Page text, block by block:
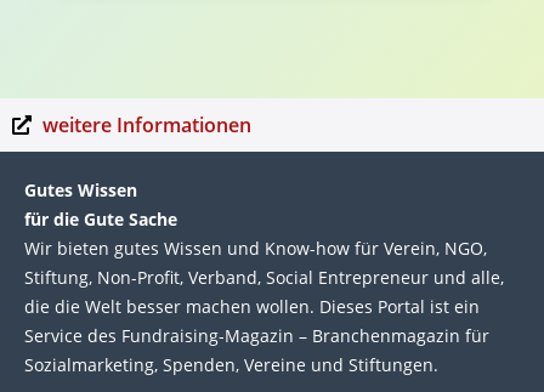
weitere Informationen
Gutes Wissen
für die Gute Sache
Wir bie­ten gutes Wis­sen und Know-how für Ver­ein, NGO,
Stif­tung, Non-Profit, Ver­band, Social Entre­pre­neur und alle,
die die Welt bes­ser machen wol­len. Die­ses Por­tal ist ein
Service des Fund­raising-Magazin – Bran­chen­magazin für
Sozial­marke­ting, Spen­den, Ver­eine und Stif­tun­gen.